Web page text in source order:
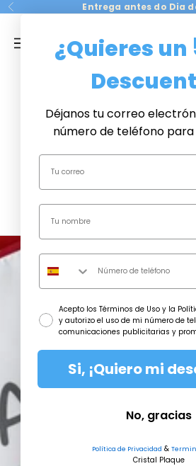
Ir al contenido
Anterior Entrega antes do Dia
Dia da Mãe
CONTATO
INICIAR
SESIÓN
¿Quieres un
Déjanos tu correo
número de teléfono
consentimiento
Acepto los Términos de Uso y la
y autorizo el uso de mi número de
comunicaciones publicitarias y
Si, ¡Quiero mi
No, gracias
Política de Privacidad &
Cristal Plaque